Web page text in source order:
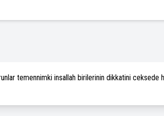
temennimki insallah birilerinin dikkatini